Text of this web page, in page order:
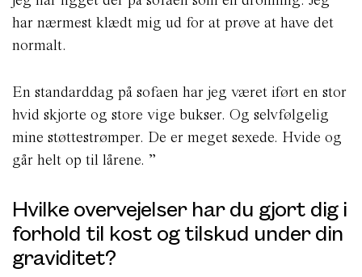
har nærmest klædt mig ud for at prøve at have det
normalt.
En standarddag på sofaen har jeg været iført en stor
hvid skjorte og store vige bukser. Og selvfølgelig
mine støttestrømper. De er meget sexede. Hvide og
går helt op til lårene. ”
Hvilke overvejelser har du gjort dig i
forhold til kost og tilskud under din
graviditet?